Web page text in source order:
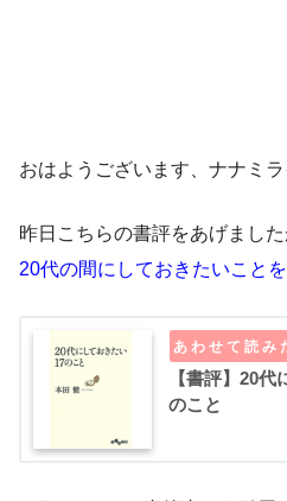
おはようございます、ナナミラ
昨日こちらの書評をあげました
20代の間にしておきたいこと
【書評】20
のこと